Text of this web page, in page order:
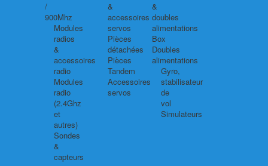
/
900Mhz
Modules
radios
&
accessoires
radio
Modules
radio
(2.4Ghz
et
autres)
Sondes
&
capteurs
&
accessoires
servos
Pièces
détachées
Pièces
Tandem
Accessoires
servos
&
doubles
alimentations
Box
Doubles
alimentations
Gyro,
stabilisateur
de
vol
Simulateurs